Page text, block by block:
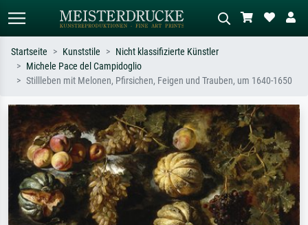
Standardsuche KI-Bildersuche
oder Stilen – z.B. Monet,
Sternennacht, Impressionismus, Welle
Hokusai, Akt.
Wiese, Abstrakt mit viel Rot, Dunkles
Ölgemälde, Stehender Akt neben einem
Baum.
Startseite Kunststile
Nicht klassifizierte Künstler
Michele Pace del Campidoglio
Stillleben mit Melonen, Pfirsichen, Feigen und Trauben, um 1640-1650